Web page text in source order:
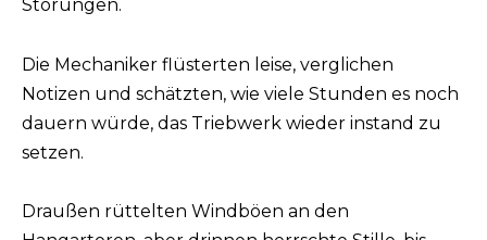
Störungen.
Die Mechaniker flüsterten leise, verglichen
Notizen und schätzten, wie viele Stunden es noch
dauern würde, das Triebwerk wieder instand zu
setzen.
Draußen rüttelten Windböen an den